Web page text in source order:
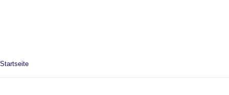
Startseite